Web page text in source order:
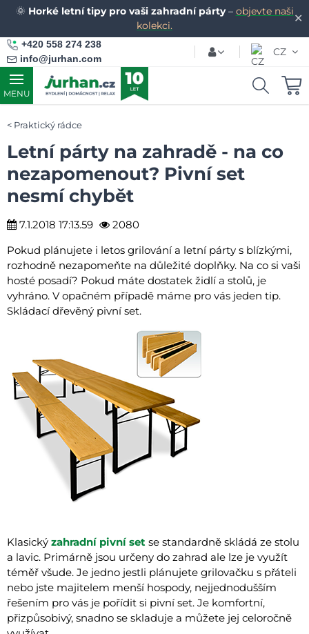
✕
🌞 Horké letní tipy pro vaši zahradní párty– objevte naši
kolekci.
+420 558 274 238
info@jurhan.com
CZ
MENU
Praktický rádce
Letní párty na zahradě - na co
nezapomenout? Pivní set
nesmí chybět
7.1.2018 17:13.59
2080
Pokud plánujete i letos grilování a letní párty s blízkými,
rozhodně nezapomeňte na důležité doplňky. Na co si vaši
hosté posadí? Pokud máte dostatek židlí a stolů, je
vyhráno. V opačném případě máme pro vás jeden tip.
Skládací dřevěný pivní set.
Klasický zahradní pivní set se standardně skládá ze stolu
a lavic. Primárně jsou určeny do zahrad ale lze je využít
téměř všude. Je jedno jestli plánujete grilovačku s přáteli
nebo jste majitelem menší hospody, nejjednodušším
řešením pro vás je pořídit si pivní set. Je komfortní,
přizpůsobivý, snadno se skladuje a můžete jej celoročně